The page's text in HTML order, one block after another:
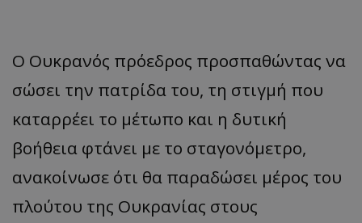
Ο Ουκρανός πρόεδρος προσπαθώντας να
σώσει την πατρίδα του, τη στιγμή που
καταρρέει το μέτωπο και η δυτική
βοήθεια φτάνει με το σταγονόμετρο,
ανακοίνωσε ότι θα παραδώσει μέρος του
πλούτου της Ουκρανίας στους